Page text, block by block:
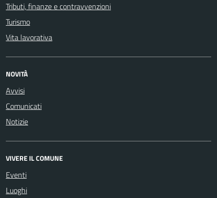
Tributi, finanze e contravvenzioni
Turismo
Vita lavorativa
NOVITÀ
Avvisi
Comunicati
Notizie
VIVERE IL COMUNE
Eventi
Luoghi